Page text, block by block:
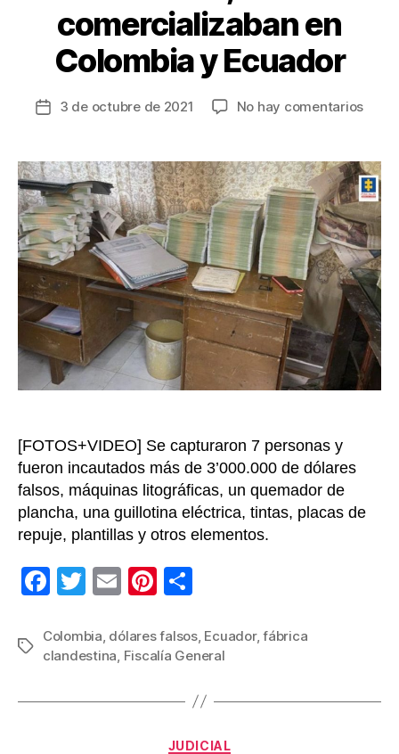
comercializaban en
Colombia y Ecuador
Fecha
entrada
3 de octubre de 2021 No hay comentariosen
de
los
en
y
[FOTOS+VIDEO] Se capturaron 7 personas y
fueron incautados más de 3’000.000 de dólares
falsos, máquinas litográficas, un quemador de
plancha, una guillotina eléctrica, tintas, placas de
repuje, plantillas y otros elementos.
F
c
e
b
T
tt
er
E
ail
Pi
er
e
st
m
p
ar
Etiquetas
Colombia dólares falsos, Ecuador,fábrica
clandestina Fiscalía General
Categorías
JUDICIAL